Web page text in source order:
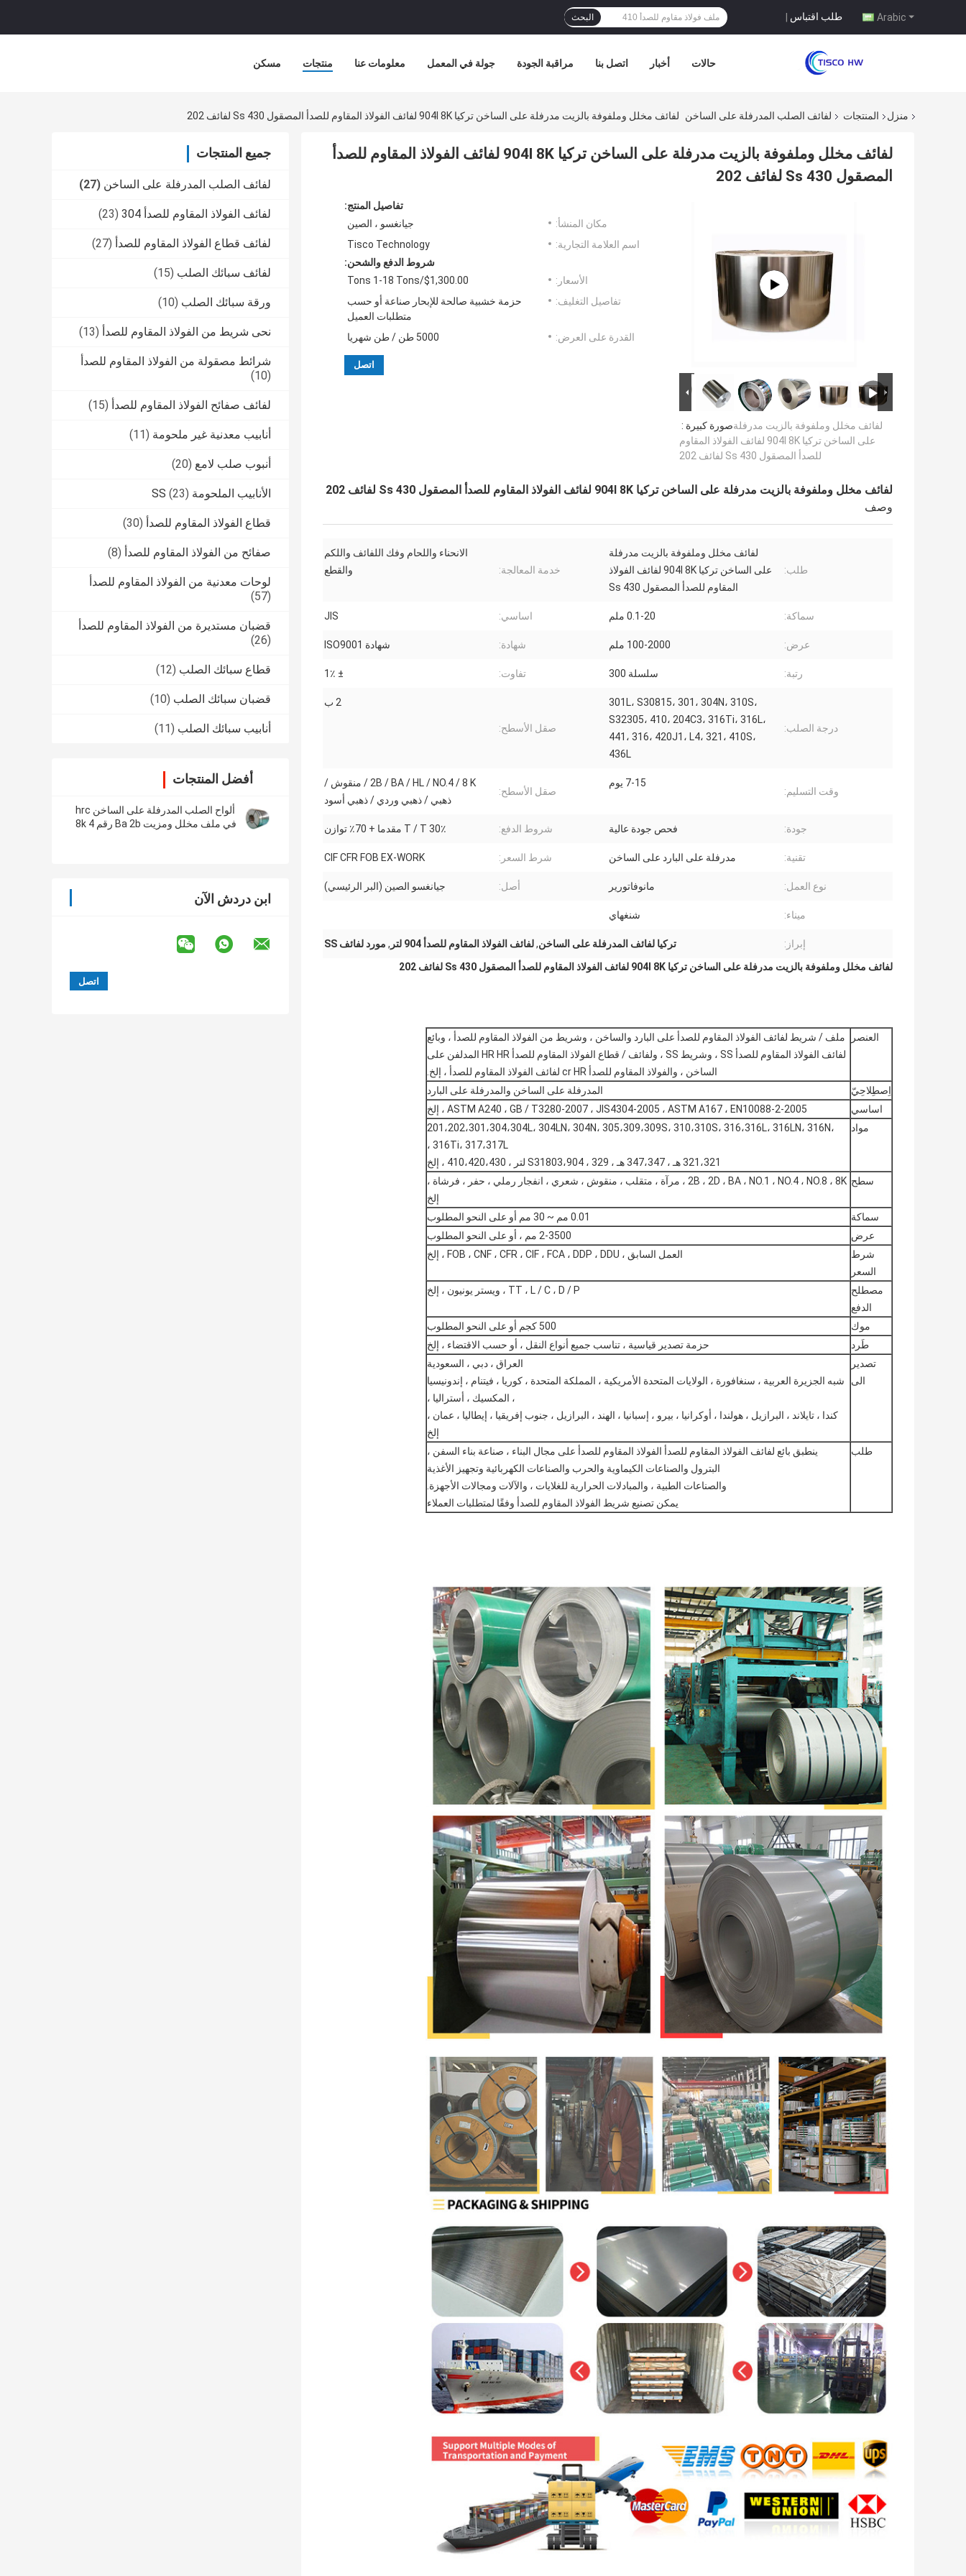
Arabic طلب اقتباس | البحث
مسكن منتجات معلومات عنا جولة في المعمل مراقبة الجودة اتصل بنا أخبار حالات
منزل المنتجات لفائف الصلب المدرفلة على الساخن لفائف مخلل وملفوفة بالزيت مدرفلة على الساخن تركيا 904l 8K لفائف الفولاذ المقاوم للصدأ المصقول 430 Ss لفائف 202
جميع المنتجات
لفائف الصلب المدرفلة على الساخن (27)
لفائف الفولاذ المقاوم للصدأ 304 (23)
لفائف قطاع الفولاذ المقاوم للصدأ (27)
لفائف سبائك الصلب (15)
ورقة سبائك الصلب (10)
نحى شريط من الفولاذ المقاوم للصدأ (13)
شرائط مصقولة من الفولاذ المقاوم للصدأ
(10)
لفائف صفائح الفولاذ المقاوم للصدأ (15)
أنابيب معدنية غير ملحومة (11)
أنبوب صلب لامع (20)
الأنابيب الملحومة SS (23)
قطاع الفولاذ المقاوم للصدأ (30)
صفائح من الفولاذ المقاوم للصدأ (8)
لوحات معدنية من الفولاذ المقاوم للصدأ
(57)
قضبان مستديرة من الفولاذ المقاوم للصدأ
(26)
قطاع سبائك الصلب (12)
قضبان سبائك الصلب (10)
أنابيب سبائك الصلب (11)
أفضل المنتجات
ألواح الصلب المدرفلة على الساخن hrc
في ملف مخلل ومزيت Ba 2b رقم 4 8k
ابن دردش الآن
لفائف مخلل وملفوفة بالزيت مدرفلة على الساخن تركيا 904l 8K لفائف الفولاذ المقاوم للصدأ
المصقول 430 Ss لفائف 202
صورة كبيرة :لفائف مخلل وملفوفة بالزيت مدرفلة
على الساخن تركيا 904l 8K لفائف الفولاذ المقاوم
للصدأ المصقول 430 Ss لفائف 202
تفاصيل المنتج:
مكان المنشأ:
جيانغسو ، الصين
اسم العلامة التجارية:
Tisco Technology
شروط الدفع والشحن:
الأسعار:
$1,300.00/Tons 1-18 Tons
تفاصيل التغليف:
حزمة خشبية صالحة للإبحار صناعة أو حسب
متطلبات العميل
القدرة على العرض:
5000 طن / طن شهريا
اتصل
لفائف مخلل وملفوفة بالزيت مدرفلة على الساخن تركيا 904l 8K لفائف الفولاذ المقاوم للصدأ المصقول 430 Ss لفائف 202
وصف
طلب:
لفائف مخلل وملفوفة بالزيت مدرفلة
على الساخن تركيا 904l 8K لفائف الفولاذ
المقاوم للصدأ المصقول 430 Ss
خدمة المعالجة:
الانحناء واللحام وفك اللفائف واللكم
والقطع
سماكة: 0.1-20 ملم اساسي: JIS
عرض: 100-2000 ملم شهادة: شهادة ISO9001
رتبة: سلسلة 300 تفاوت: ± 1٪
درجة الصلب:
301L، S30815، 301، 304N، 310S،
S32305، 410، 204C3، 316Ti، 316L،
441، 316، 420J1، L4، 321، 410S،
436L
صقل الأسطح:
2 ب
وقت التسليم:
7-15 يوم
صقل الأسطح:
2B / BA / HL / NO.4 / 8 K / منقوش /
ذهبي / ذهبي وردي / ذهبي أسود
جودة: فحص جودة عالية شروط الدفع: 30٪ T / T مقدما + 70٪ توازن
تقنية: مدرفلة على البارد على الساخن شرط السعر: CIF CFR FOB EX-WORK
نوع العمل: مانوفاتورير أصل: جيانغسو الصين (البر الرئيسي)
ميناء: شنغهاي
إبراز: تركيا لفائف المدرفلة على الساخن,لفائف الفولاذ المقاوم للصدأ 904 لتر , مورد لفائف SS
لفائف مخلل وملفوفة بالزيت مدرفلة على الساخن تركيا 904l 8K لفائف الفولاذ المقاوم للصدأ المصقول 430 Ss لفائف 202
العنصر
ملف / شريط لفائف الفولاذ المقاوم للصدأ على البارد والساخن ، وشريط من الفولاذ المقاوم للصدأ ، وبائع
لفائف الفولاذ المقاوم للصدأ SS ، وشريط SS ، ولفائف / قطاع الفولاذ المقاوم للصدأ HR HR المدلفن على
الساخن ، والفولاذ المقاوم للصدأ cr HR لفائف الفولاذ المقاوم للصدأ ، إلخ.
اِصطِلاحِيّ
المدرفلة على الساخن والمدرفلة على البارد
اساسي
ASTM A240 ، GB / T3280-2007 ، JIS4304-2005 ، ASTM A167 ، EN10088-2-2005 ، إلخ
مواد
201،202،301،304،304L، 304LN، 304N، 305،309،309S، 310،310S، 316،316L، 316LN، 316N،
316Ti، 317،317L ،
321،321 هـ ، 347،347 هـ ، 329 ، S31803،904 لتر ، 410،420،430 ، إلخ
سطح
2B ، 2D ، BA ، NO.1 ، NO.4 ، NO.8 ، 8K ، مرآة ، متقلب ، منقوش ، شعري ، انفجار رملي ، حفر ، فرشاة ،
إلخ
سماكة
0.01 مم ~ 30 مم أو على النحو المطلوب
عرض
2-3500 مم ، أو على النحو المطلوب
شرط
السعر
العمل السابق ، FOB ، CNF ، CFR ، CIF ، FCA ، DDP ، DDU ، إلخ
مصطلح
الدفع
TT ، L / C ، D / P ، ويستر يونيون ، إلخ
موك
500 كجم أو على النحو المطلوب
طَرد
حزمة تصدير قياسية ، تناسب جميع أنواع النقل ، أو حسب الاقتضاء ، إلخ
تصدير
الى
العراق ، دبي ، السعودية
شبه الجزيرة العربية ، سنغافورة ، الولايات المتحدة الأمريكية ، المملكة المتحدة ، كوريا ، فيتنام ، إندونيسيا
، المكسيك ، أستراليا ،
كندا ، تايلاند ، البرازيل ، هولندا ، أوكرانيا ، بيرو ، إسبانيا ، الهند ، البرازيل ، جنوب إفريقيا ، إيطاليا ، عمان ،
إلخ
طلب
ينطبق بائع لفائف الفولاذ المقاوم للصدأ الفولاذ المقاوم للصدأ على مجال البناء ، صناعة بناء السفن ،
البترول والصناعات الكيماوية والحرب والصناعات الكهربائية وتجهيز الأغذية
والصناعات الطبية ، والمبادلات الحرارية للغلايات ، والآلات ومجالات الأجهزة.
يمكن تصنيع شريط الفولاذ المقاوم للصدأ وفقًا لمتطلبات العملاء